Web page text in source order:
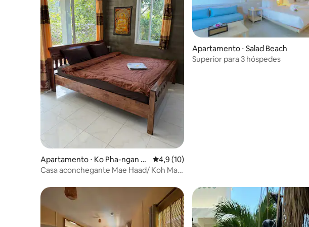
Apartamento ⋅ Ko Pha-ngan Di
strict
4,9 de uma avaliação média de 5, 10 avaliações
4,9 (10)
Casa aconchegante Mae Haad/ Koh Maa
Apartamento ⋅ Salad Beach
Superior para 3 hóspedes